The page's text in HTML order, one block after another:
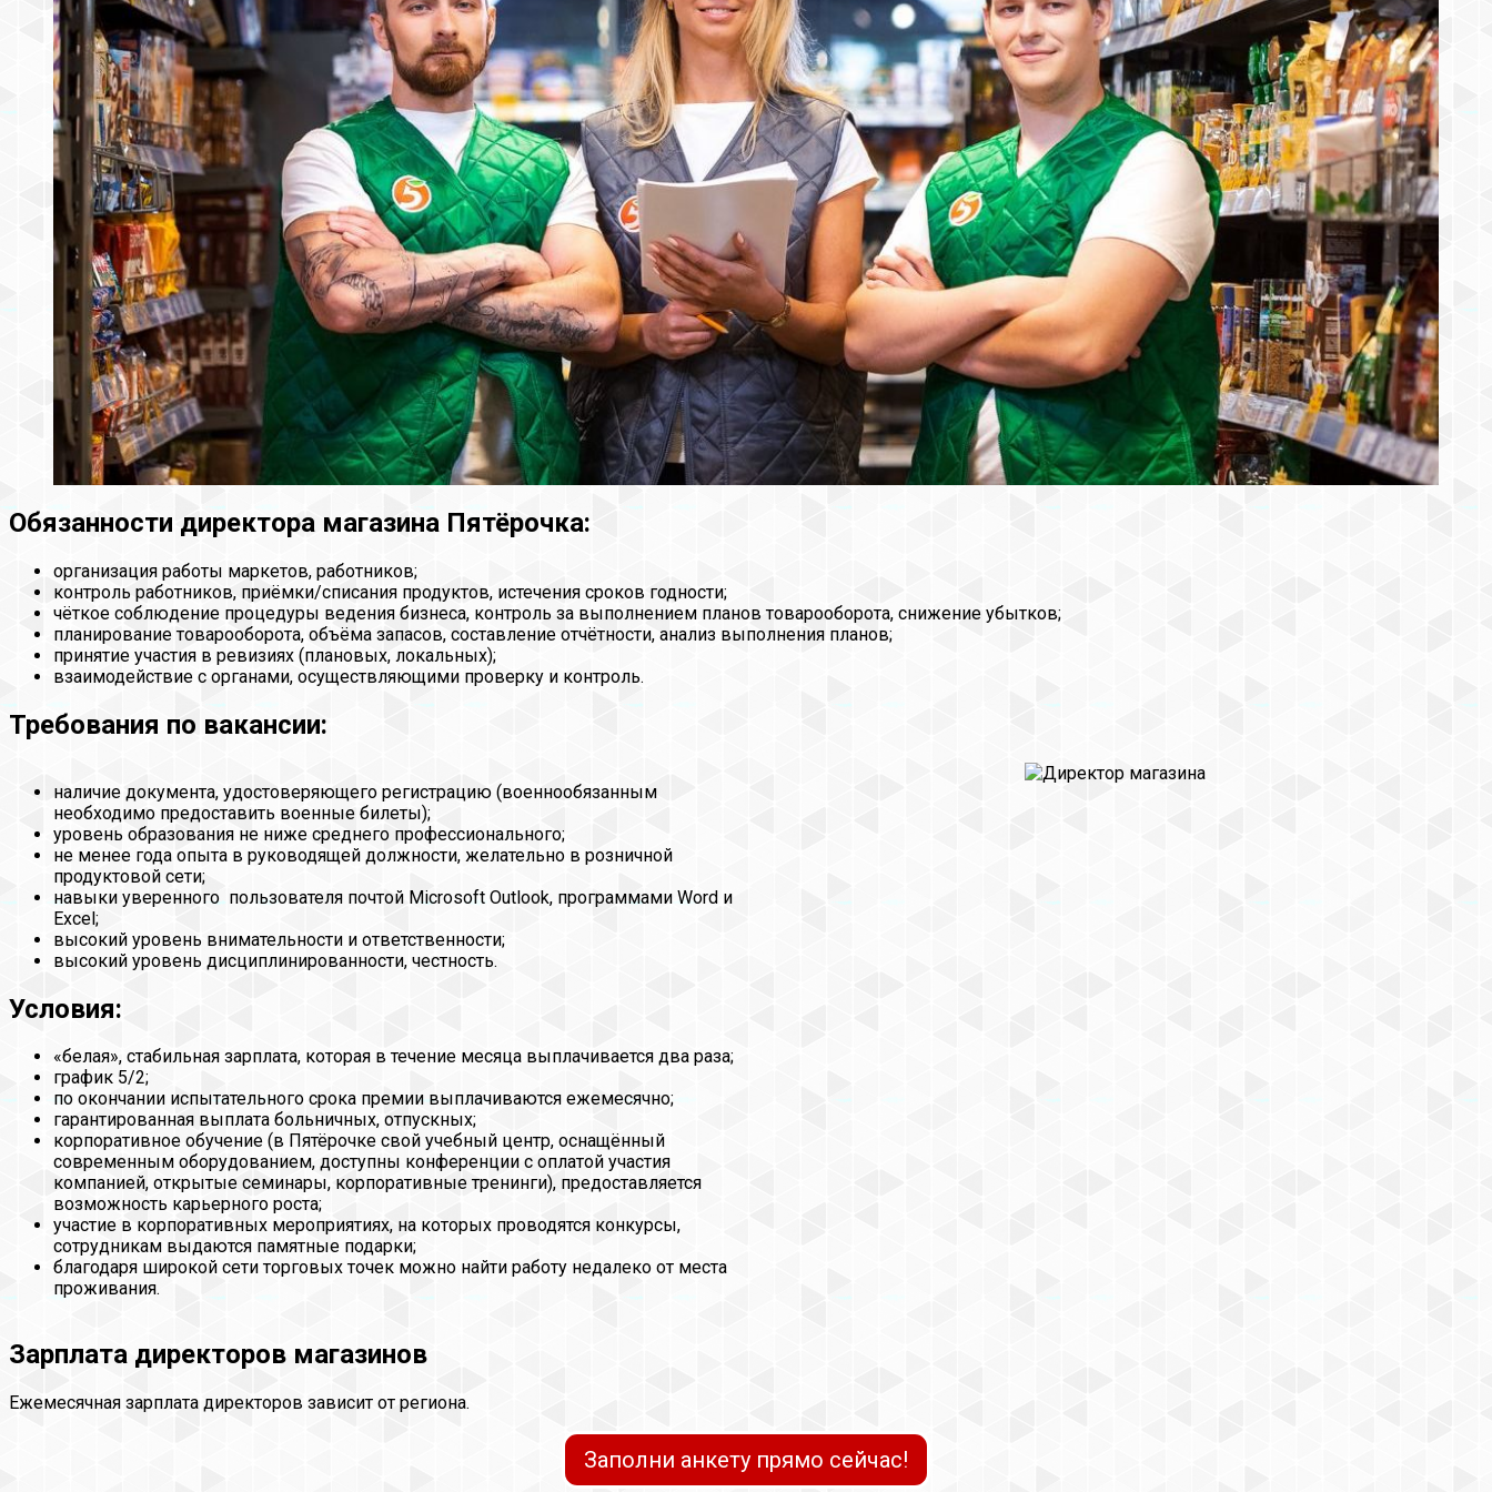
Обязанности директора магазина Пятёрочка:
организация работы маркетов, работников;
контроль работников, приёмки/списания продуктов, истечения сроков годности;
чёткое соблюдение процедуры ведения бизнеса, контроль за выполнением планов товарооборота, снижение убытков;
планирование товарооборота, объёма запасов, составление отчётности, анализ выполнения планов;
принятие участия в ревизиях (плановых, локальных);
взаимодействие с органами, осуществляющими проверку и контроль.
Требования по вакансии:
наличие документа, удостоверяющего регистрацию (военнообязанным
необходимо предоставить военные билеты);
уровень образования не ниже среднего профессионального;
не менее года опыта в руководящей должности, желательно в розничной
продуктовой сети;
навыки уверенного пользователя почтой Microsoft Outlook, программами Word и
Excel;
высокий уровень внимательности и ответственности;
высокий уровень дисциплинированности, честность.
Условия:
«белая», стабильная зарплата, которая в течение месяца выплачивается два раза;
график 5/2;
по окончании испытательного срока премии выплачиваются ежемесячно;
гарантированная выплата больничных, отпускных;
корпоративное обучение (в Пятёрочке свой учебный центр, оснащённый
современным оборудованием, доступны конференции с оплатой участия
компанией, открытые семинары, корпоративные тренинги), предоставляется
возможность карьерного роста;
участие в корпоративных мероприятиях, на которых проводятся конкурсы,
сотрудникам выдаются памятные подарки;
благодаря широкой сети торговых точек можно найти работу недалеко от места
проживания.
Зарплата директоров магазинов
Ежемесячная зарплата директоров зависит от региона.
Заполни анкету прямо сейчас!